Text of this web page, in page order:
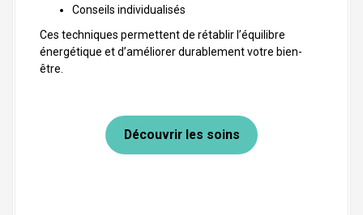
Conseils individualisés
Ces techniques permettent de rétablir l’équilibre
énergétique et d’améliorer durablement votre bien-
être.
Découvrir les soins